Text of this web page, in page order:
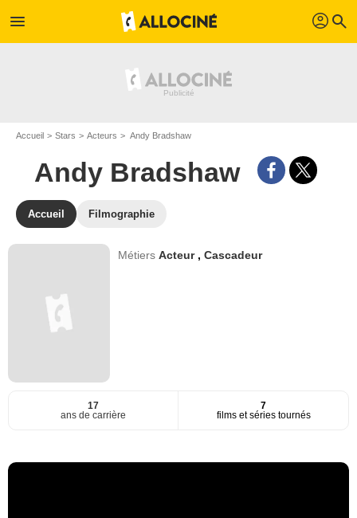
menu profil search
Accueil Stars Acteurs Andy Bradshaw
Andy Bradshaw
Accueil Filmographie
MétiersActeur ,Cascadeur
17
ans de carrière
7
films et séries tournés